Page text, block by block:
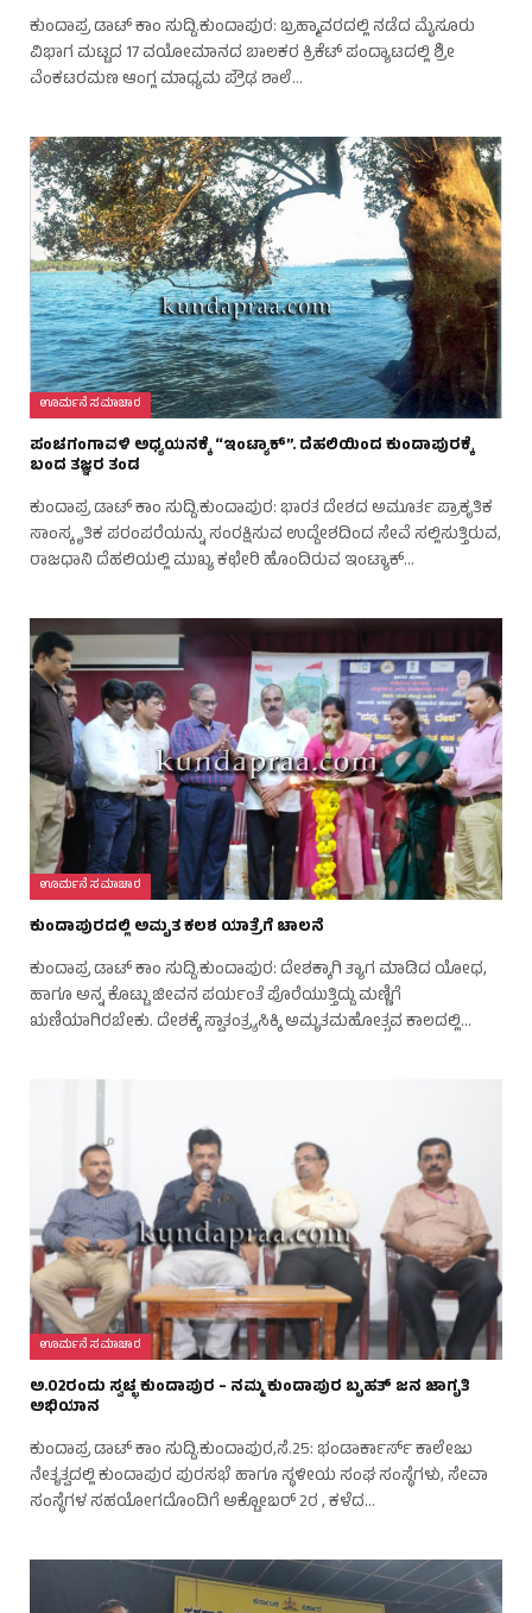
ಕುಂದಾಪ್ರ ಡಾಟ್ ಕಾಂ ಸುದ್ದಿ.ಕುಂದಾಪುರ: ಬ್ರಹ್ಮಾವರದಲ್ಲಿ ನಡೆದ ಮೈಸೂರು
ವಿಭಾಗ ಮಟ್ಟದ 17 ವಯೋಮಾನದ ಬಾಲಕರ ಕ್ರಿಕೆಟ್ ಪಂದ್ಯಾಟದಲ್ಲಿ ಶ್ರೀ
ವೆಂಕಟರಮಣ ಆಂಗ್ಲ ಮಾಧ್ಯಮ ಪ್ರೌಢ ಶಾಲೆ…
ಊರ್ಮನೆ ಸಮಾಚಾರ
ಪಂಚಗಂಗಾವಳಿ ಅಧ್ಯಯನಕ್ಕೆ “ಇಂಟ್ಯಾಕ್”. ದೆಹಲಿಯಿಂದ ಕುಂದಾಪುರಕ್ಕೆ
ಬಂದ ತಜ್ಞರ ತಂಡ
ಕುಂದಾಪ್ರ ಡಾಟ್ ಕಾಂ ಸುದ್ದಿ.ಕುಂದಾಪುರ: ಭಾರತ ದೇಶದ ಅಮೂರ್ತ ಪ್ರಾಕೃತಿಕ
ಸಾಂಸ್ಕೃತಿಕ ಪರಂಪರೆಯನ್ನು ಸಂರಕ್ಷಿಸುವ ಉದ್ದೇಶದಿಂದ ಸೇವೆ ಸಲ್ಲಿಸುತ್ತಿರುವ,
ರಾಜಧಾನಿ ದೆಹಲಿಯಲ್ಲಿ ಮುಖ್ಯ ಕಛೇರಿ ಹೊಂದಿರುವ ಇಂಟ್ಯಾಕ್…
ಊರ್ಮನೆ ಸಮಾಚಾರ
ಕುಂದಾಪುರದಲ್ಲಿ ಅಮೃತ ಕಲಶ ಯಾತ್ರೆಗೆ ಚಾಲನೆ
ಕುಂದಾಪ್ರ ಡಾಟ್ ಕಾಂ ಸುದ್ದಿ.ಕುಂದಾಪುರ: ದೇಶಕ್ಕಾಗಿ ತ್ಯಾಗ ಮಾಡಿದ ಯೋಧ,
ಹಾಗೂ ಅನ್ನ ಕೊಟ್ಟು ಜೀವನ ಪರ್ಯಂತೆ ಪೊರೆಯುತ್ತಿದ್ದು ಮಣ್ಣಿಗೆ
ಋಣಿಯಾಗಿರಬೇಕು. ದೇಶಕ್ಕೆ ಸ್ವಾತಂತ್ರ್ಯಸಿಕ್ಕಿ ಅಮೃತಮಹೋತ್ಸವ ಕಾಲದಲ್ಲಿ…
ಊರ್ಮನೆ ಸಮಾಚಾರ
ಅ.02ರಂದು ಸ್ವಚ್ಛ ಕುಂದಾಪುರ – ನಮ್ಮ ಕುಂದಾಪುರ ಬೃಹತ್ ಜನ ಜಾಗೃತಿ
ಅಭಿಯಾನ
ಕುಂದಾಪ್ರ ಡಾಟ್ ಕಾಂ ಸುದ್ದಿ.ಕುಂದಾಪುರ,ಸೆ.25: ಭಂಡಾರ್ಕಾರ್ಸ್ ಕಾಲೇಜು
ನೇತೃತ್ವದಲ್ಲಿ ಕುಂದಾಪುರ ಪುರಸಭೆ ಹಾಗೂ ಸ್ಥಳೀಯ ಸಂಘ ಸಂಸ್ಥೆಗಳು, ಸೇವಾ
ಸಂಸ್ಥೆಗಳ ಸಹಯೋಗದೊಂದಿಗೆ ಅಕ್ಟೋಬರ್ 2ರ , ಕಳೆದ…